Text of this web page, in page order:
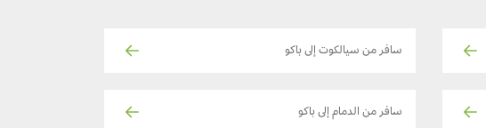
سافر من سيالكوت إلى باكو
سافر من الدمام إلى باكو